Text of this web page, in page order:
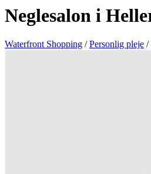
Neglesalon i
Waterfront Shopping /Personlig pleje /